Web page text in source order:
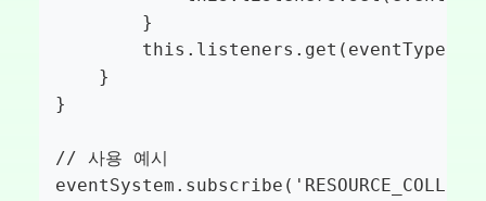
        }
    }
}
// 사용 예시